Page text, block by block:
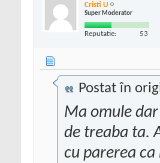
Cristi U
Super Moderator
Reputatie: 53
Postat în
Ma omule dar
de treaba ta.
cu parerea